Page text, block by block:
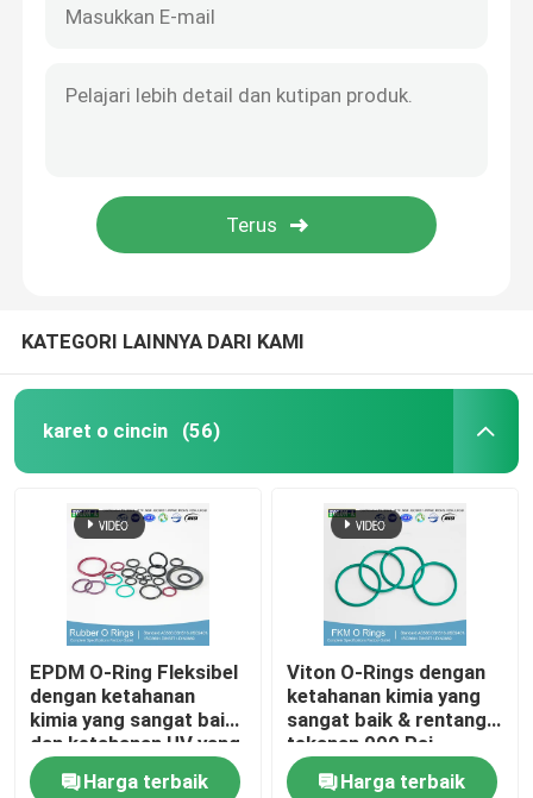
KATEGORI LAINNYA DARI KAMI
karet o cincin (56)
EPDM O-Ring Fleksibel
dengan ketahanan
kimia yang sangat baik
dan ketahanan UV yang
baik
Harga terbaik
Viton O-Rings dengan
ketahanan kimia yang
sangat baik & rentang
tekanan 000 Psi
Harga terbaik